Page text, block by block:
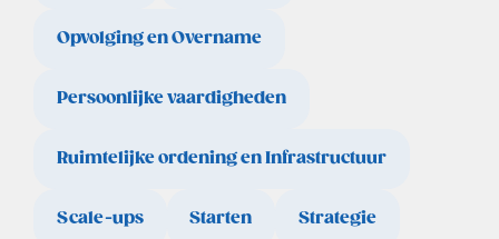
Opvolging en Overname
Persoonlijke vaardigheden
Ruimtelijke ordening en Infrastructuur
Scale-ups Starten Strategie